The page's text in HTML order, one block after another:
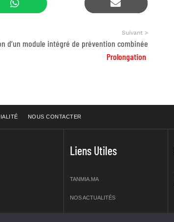
Suivant >
d’un module intégré de prévention combinée
Prolongation
NOUS CONTACTER
Liens Utiles
TANMIA.MA
NOS ACTUALITÉS